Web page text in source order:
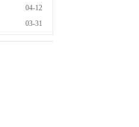
04-12
03-31